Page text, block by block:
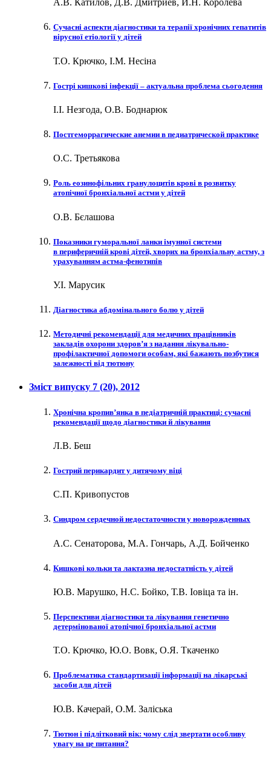
А.В. Катилов, Д.В. Дмитриев, И.Н. Королева
Сучасні аспекти діагностики та терапії хронічних гепатитів
вірусної етіології у дітей
Т.О. Крючко, І.М. Несіна
Гострі кишкові інфекції – актуальна проблема сьогодення
І.І. Незгода, О.В. Боднарюк
Постгеморрагические анемии в педиатрической практике
О.С. Третьякова
Роль еозинофільних гранулоцитів крові в розвитку
атопічної бронхіальної астми у дітей
О.В. Бєлашова
Показники гуморальної ланки імунної системи
в периферичній крові дітей, хворих на бронхіальну астму, з
урахуванням астма-фенотипів
У.І. Марусик
Діагностика абдомінального болю у дітей
Методичні рекомендації для медичних працівників
закладів охорони здоров’я з надання лікувально-
профілактичної допомоги особам, які бажають позбутися
залежності від тютюну
Зміст випуску 7 (20), 2012
Хронічна кропив’янка в педіатричній практиці: сучасні
рекомендації щодо діагностики й лікування
Л.В. Беш
Гострий перикардит у дитячому віці
С.П. Кривопустов
Синдром сердечной недостаточности у новорожденных
А.С. Сенаторова, М.А. Гончарь, А.Д. Бойченко
Кишкові кольки та лактазна недостатність у дітей
Ю.В. Марушко, Н.С. Бойко, Т.В. Іовіца та ін.
Перспективи діагностики та лікування генетично
детермінованої атопічної бронхіальної астми
Т.О. Крючко, Ю.О. Вовк, О.Я. Ткаченко
Проблематика стандартизації інформації на лікарські
засоби для дітей
Ю.В. Качерай, О.М. Заліська
Тютюн і підлітковий вік: чому слід звертати особливу
увагу на це питання?